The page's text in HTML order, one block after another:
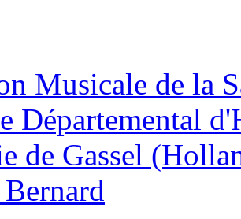
Musicale de la
Départemental
de Gassel